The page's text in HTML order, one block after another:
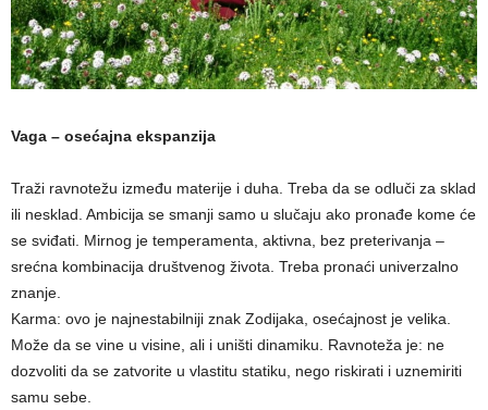
Vaga – osećajna ekspanzija
Traži ravnotežu između materije i duha. Treba da se odluči za sklad
ili nesklad. Ambicija se smanji samo u slučaju ako pronađe kome će
se sviđati. Mirnog je temperamenta, aktivna, bez preterivanja –
srećna kombinacija društvenog života. Treba pronaći univerzalno
znanje.
Karma: ovo je najnestabilniji znak Zodijaka, osećajnost je velika.
Može da se vine u visine, ali i uništi dinamiku. Ravnoteža je: ne
dozvoliti da se zatvorite u vlastitu statiku, nego riskirati i uznemiriti
samu sebe.